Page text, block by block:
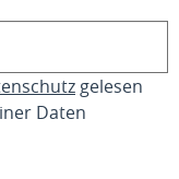
gelesen
Daten